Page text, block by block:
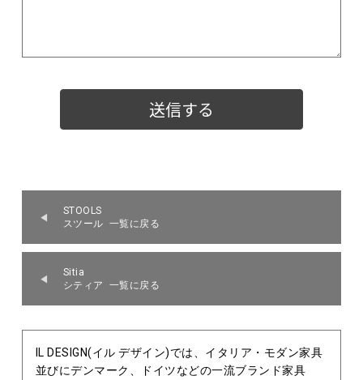
STOOLS
スツール 一覧に戻る
Sitia
シティア 一覧に戻る
IL DESIGN(イル デザイン)では、イタリア・モダン家具
並びにデンマーク、ドイツなどの一流ブランド家具